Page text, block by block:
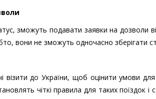
зможуть подавати заявки на дозволи
вони не зможуть одночасно зберігати
візити до України, щоб оцінити умови
чіткі правила для таких поїздок і